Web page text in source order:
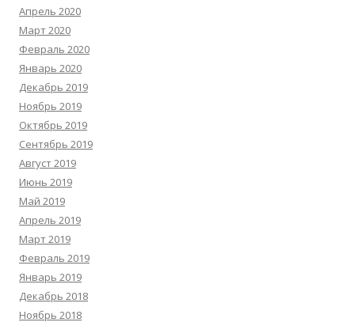
Апрель 2020
Март 2020
Февраль 2020
Январь 2020
Декабрь 2019
Ноябрь 2019
Октябрь 2019
Сентябрь 2019
Август 2019
Июнь 2019
Май 2019
Апрель 2019
Март 2019
Февраль 2019
Январь 2019
Декабрь 2018
Ноябрь 2018